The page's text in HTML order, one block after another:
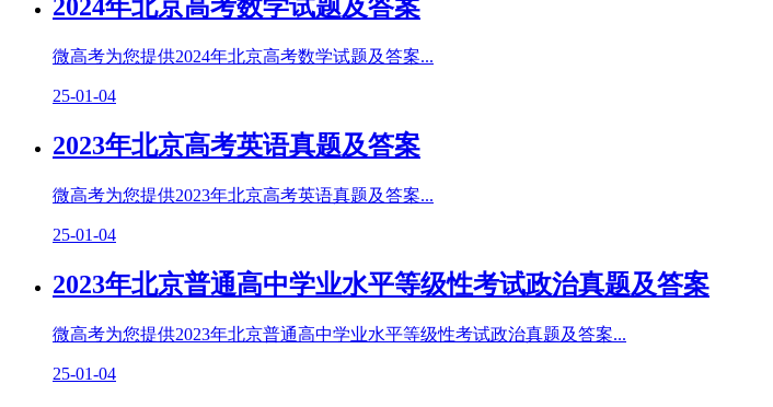
2024年北京高考数学试题及答案
微高考为您提供2024年北京高考数学试题及答案...
25-01-04
2023年北京高考英语真题及答案
微高考为您提供2023年北京高考英语真题及答案...
25-01-04
2023年北京普通高中学业水平等级性考试政治真题及答案
微高考为您提供2023年北京普通高中学业水平等级性考试政治真题及答案...
25-01-04